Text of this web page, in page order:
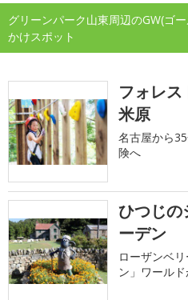
グリーンパーク山東周辺のGW(ゴ
かけスポット
フォレス
米原
名古屋から
険へ
ひつじの
ーデン
ローザンベ
ン」ワール